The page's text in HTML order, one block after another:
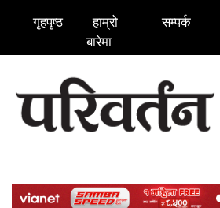
गृहपृष्ठ
हाम्रो
बारेमा
सम्पर्क